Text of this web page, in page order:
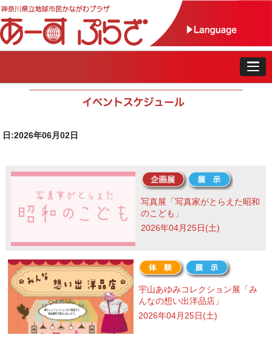
日:2026年06月02日
写真展「写真家がとらえた昭和
のこども」
2026年04月25日(土)
宇山あゆみコレクション展「み
んなの想い出洋品店」
2026年04月25日(土)